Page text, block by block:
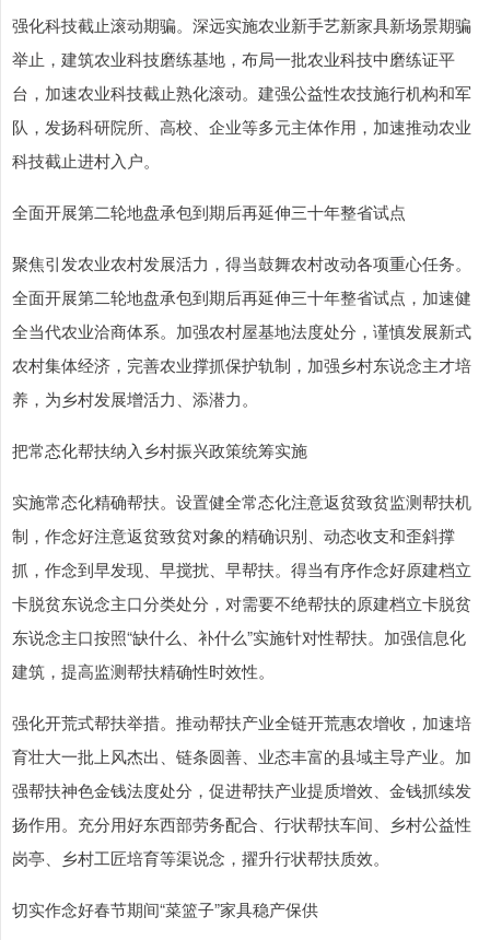
强化科技截止滚动期骗。深远实施农业新手艺新家具新场景期骗
举止，建筑农业科技磨练基地，布局一批农业科技中磨练证平
台，加速农业科技截止熟化滚动。建强公益性农技施行机构和军
队，发扬科研院所、高校、企业等多元主体作用，加速推动农业
科技截止进村入户。
全面开展第二轮地盘承包到期后再延伸三十年整省试点
聚焦引发农业农村发展活力，得当鼓舞农村改动各项重心任务。
全面开展第二轮地盘承包到期后再延伸三十年整省试点，加速健
全当代农业洽商体系。加强农村屋基地法度处分，谨慎发展新式
农村集体经济，完善农业撑抓保护轨制，加强乡村东说念主才培
养，为乡村发展增活力、添潜力。
把常态化帮扶纳入乡村振兴政策统筹实施
实施常态化精确帮扶。设置健全常态化注意返贫致贫监测帮扶机
制，作念好注意返贫致贫对象的精确识别、动态收支和歪斜撑
抓，作念到早发现、早搅扰、早帮扶。得当有序作念好原建档立
卡脱贫东说念主口分类处分，对需要不绝帮扶的原建档立卡脱贫
东说念主口按照“缺什么、补什么”实施针对性帮扶。加强信息化
建筑，提高监测帮扶精确性时效性。
强化开荒式帮扶举措。推动帮扶产业全链开荒惠农增收，加速培
育壮大一批上风杰出、链条圆善、业态丰富的县域主导产业。加
强帮扶神色金钱法度处分，促进帮扶产业提质增效、金钱抓续发
扬作用。充分用好东西部劳务配合、行状帮扶车间、乡村公益性
岗亭、乡村工匠培育等渠说念，擢升行状帮扶质效。
切实作念好春节期间“菜篮子”家具稳产保供